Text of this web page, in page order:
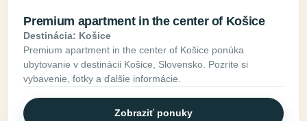
Premium apartment in the center of Košice
Destinácia: Košice
Premium apartment in the center of Košice ponúka
ubytovanie v destinácii Košice, Slovensko. Pozrite si
vybavenie, fotky a ďalšie informácie.
Zobraziť ponuky